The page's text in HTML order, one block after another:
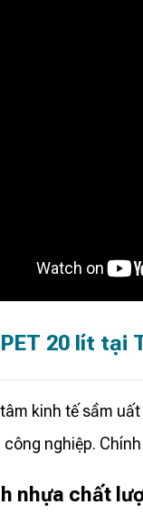
20 lít tại
kinh tế sầm
nghiệp.
nhựa chất